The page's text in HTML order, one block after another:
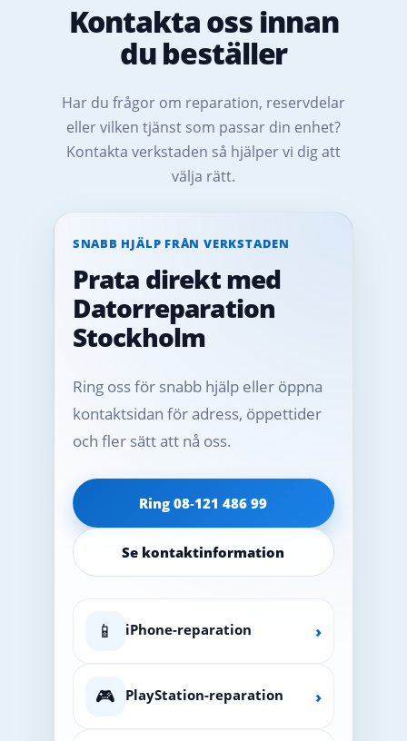
Kontakta oss innan
du beställer
Har du frågor om reparation, reservdelar
eller vilken tjänst som passar din enhet?
Kontakta verkstaden så hjälper vi dig att
välja rätt.
SNABB HJÄLP FRÅN VERKSTADEN
Prata direkt med
Datorreparation
Stockholm
Ring oss för snabb hjälp eller öppna
kontaktsidan för adress, öppettider
och fler sätt att nå oss.
Ring 08‑121 486 99
Se kontaktinformation
📱 iPhone-reparation ›
🎮 PlayStation-reparation ›